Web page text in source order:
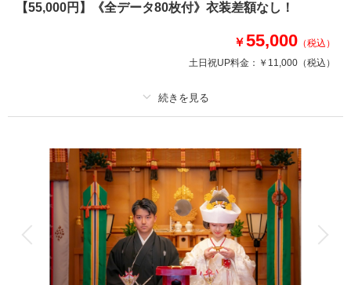
●データ100カット
撮影日の空き
を確認する
【55,000円】《全データ80枚付》衣装差額なし！
￥55,000 （税込）
土日祝UP料金： ￥11,000 （税込）
撮影料 新婦衣装1着 新郎衣装1着
着付け ヘアメイク 小物一式
アルバム データ 80 カット 台紙付写真
衣装追加 会食 挙式
家族用衣装レンタル ペットと撮影
その他含むもの